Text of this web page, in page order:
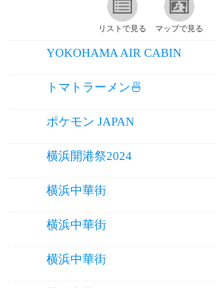
リストで見る マップで見る
YOKOHAMA AIR CABIN
トマトラーメン🍜
ポケモン JAPAN
横浜開港祭2024
横浜中華街
横浜中華街
横浜中華街